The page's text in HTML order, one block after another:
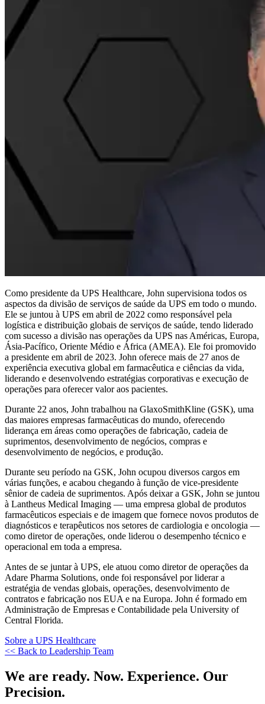
Como presidente da UPS Healthcare, John supervisiona todos os
aspectos da divisão de serviços de saúde da UPS em todo o mundo.
Ele se juntou à UPS em abril de 2022 como responsável pela
logística e distribuição globais de serviços de saúde, tendo liderado
com sucesso a divisão nas operações da UPS nas Américas, Europa,
Ásia-Pacífico, Oriente Médio e África (AMEA). Ele foi promovido
a presidente em abril de 2023. John oferece mais de 27 anos de
experiência executiva global em farmacêutica e ciências da vida,
liderando e desenvolvendo estratégias corporativas e execução de
operações para oferecer valor aos pacientes.
Durante 22 anos, John trabalhou na GlaxoSmithKline (GSK), uma
das maiores empresas farmacêuticas do mundo, oferecendo
liderança em áreas como operações de fabricação, cadeia de
suprimentos, desenvolvimento de negócios, compras e
desenvolvimento de negócios, e produção.
Durante seu período na GSK, John ocupou diversos cargos em
várias funções, e acabou chegando à função de vice-presidente
sênior de cadeia de suprimentos. Após deixar a GSK, John se juntou
à Lantheus Medical Imaging — uma empresa global de produtos
farmacêuticos especiais e de imagem que fornece novos produtos de
diagnósticos e terapêuticos nos setores de cardiologia e oncologia —
como diretor de operações, onde liderou o desempenho técnico e
operacional em toda a empresa.
Antes de se juntar à UPS, ele atuou como diretor de operações da
Adare Pharma Solutions, onde foi responsável por liderar a
estratégia de vendas globais, operações, desenvolvimento de
contratos e fabricação nos EUA e na Europa. John é formado em
Administração de Empresas e Contabilidade pela University of
Central Florida.
Sobre a UPS Healthcare
<< Back to Leadership Team
We are ready. Now. Experience. Our
Precision.